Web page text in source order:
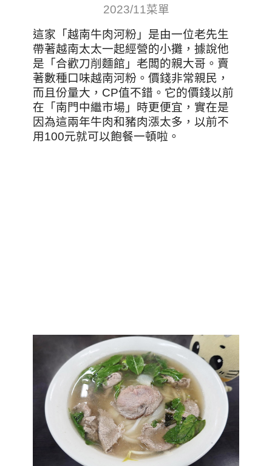
2023/11菜單
這家「越南牛肉河粉」是由一位老先生
帶著越南太太一起經營的小攤，據說他
是「合歡刀削麵館」老闆的親大哥。賣
著數種口味越南河粉。價錢非常親民，
而且份量大，CP值不錯。它的價錢以前
在「南門中繼市場」時更便宜，實在是
因為這兩年牛肉和豬肉漲太多，以前不
用100元就可以飽餐一頓啦。